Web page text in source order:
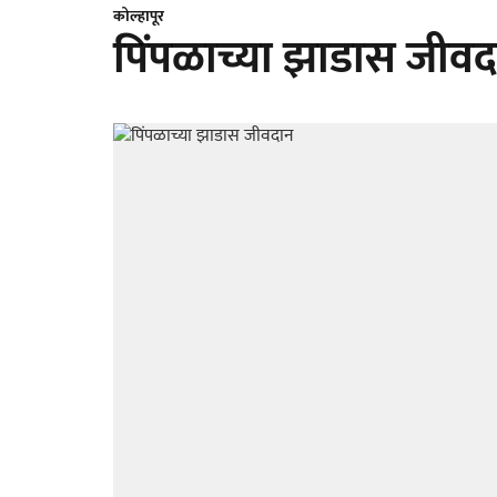
कोल्हापूर
पिंपळाच्या झाडास